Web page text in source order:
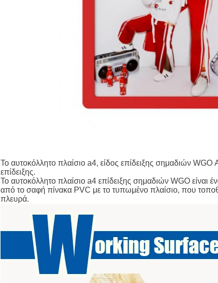
Το αυτοκόλλητο πλαίσιο a4, είδος επίδειξης σημαδιών WGO
επίδειξης.
Το αυτοκόλλητο πλαίσιο a4 επίδειξης σημαδιών WGO είναι
από το σαφή πίνακα PVC με το τυπωμένο πλαίσιο, που
πλευρά.